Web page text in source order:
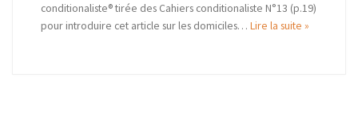
conditionaliste® tirée des Cahiers conditionaliste N°13 (p.19)
pour introduire cet article sur les domiciles… Lire la suite »